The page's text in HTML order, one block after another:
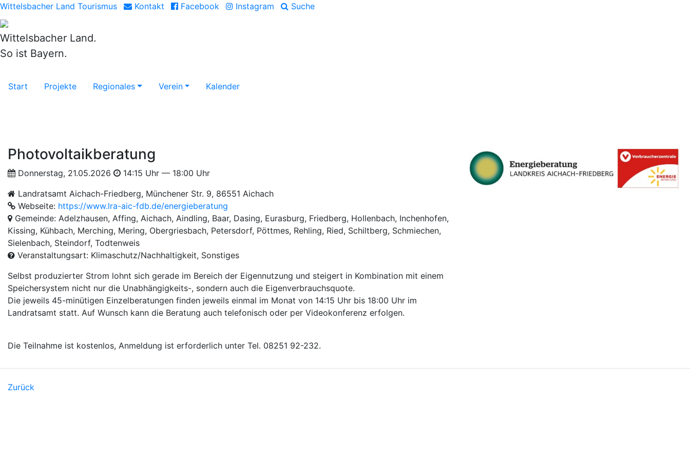
Wittelsbacher Land Tourismus Kontakt Facebook Instagram Suche
Wittelsbacher Land.
So ist Bayern.
Start Projekte Regionales Verein Kalender
Photovoltaikberatung
Donnerstag, 21.05.2026
14:15 Uhr — 18:00 Uhr
Landratsamt Aichach-Friedberg, Münchener Str. 9, 86551 Aichach
Webseite: https://www.lra-aic-fdb.de/energieberatung
Gemeinde: Adelzhausen, Affing, Aichach, Aindling, Baar, Dasing, Eurasburg, Friedberg, Hollenbach, Inchenhofen,
Kissing, Kühbach, Merching, Mering, Obergriesbach, Petersdorf, Pöttmes, Rehling, Ried, Schiltberg, Schmiechen,
Sielenbach, Steindorf, Todtenweis
Veranstaltungsart: Klimaschutz/Nachhaltigkeit, Sonstiges
Selbst produzierter Strom lohnt sich gerade im Bereich der Eigennutzung und steigert in Kombination mit einem
Speichersystem nicht nur die Unabhängigkeits-, sondern auch die Eigenverbrauchsquote.
Die jeweils 45-minütigen Einzelberatungen finden jeweils einmal im Monat von 14:15 Uhr bis 18:00 Uhr im
Landratsamt statt. Auf Wunsch kann die Beratung auch telefonisch oder per Videokonferenz erfolgen.
Die Teilnahme ist kostenlos, Anmeldung ist erforderlich unter Tel. 08251 92-232.
Zurück